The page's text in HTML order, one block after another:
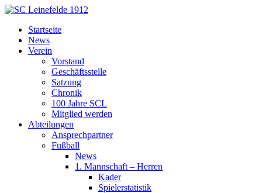
Startseite
News
Verein
Vorstand
Geschäftsstelle
Satzung
Chronik
100 Jahre SCL
Mitglied werden
Abteilungen
Ansprechpartner
Fußball
News
1. Mannschaft – Herren
Kader
Spielerstatistik